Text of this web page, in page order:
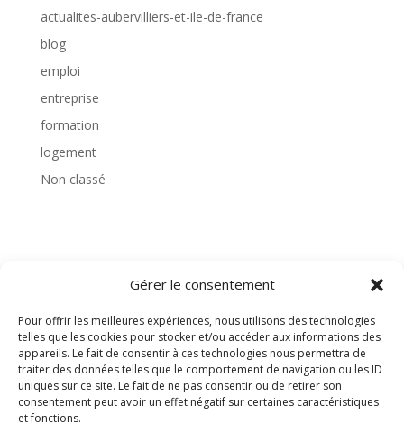
Gérer le consentement
Pour offrir les meilleures expériences, nous utilisons des technologies
telles que les cookies pour stocker et/ou accéder aux informations des
appareils. Le fait de consentir à ces technologies nous permettra de
traiter des données telles que le comportement de navigation ou les ID
uniques sur ce site. Le fait de ne pas consentir ou de retirer son
consentement peut avoir un effet négatif sur certaines caractéristiques
et fonctions.
actualites-aubervilliers-et-ile-de-france
blog
emploi
entreprise
formation
logement
Non classé